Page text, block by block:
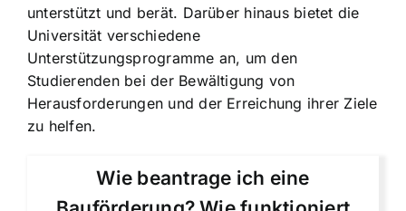
unterstützt und berät. Darüber hinaus bietet die
Universität verschiedene
Unterstützungsprogramme an, um den
Studierenden bei der Bewältigung von
Herausforderungen und der Erreichung ihrer Ziele
zu helfen.
Wie beantrage ich eine